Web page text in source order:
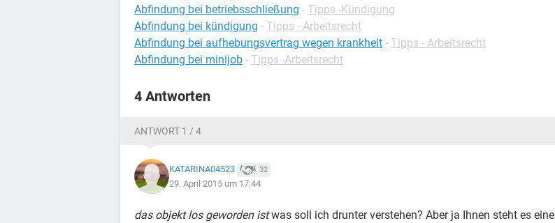
Abfindung bei betriebsschließung - Tipps -Kündigung
Abfindung bei kündigung - Tipps - Arbeitsrecht
Abfindung bei aufhebungsvertrag wegen krankheit - Tipps - Arbeitsrecht
Abfindung bei minijob - Tipps -Arbeitsrecht
4 Antworten
ANTWORT 1 / 4
KATARINA04523 32
29. April 2015 um 17:44
das objekt los geworden istwas soll ich drunter verstehen? Aber ja Ihnen steht es eine